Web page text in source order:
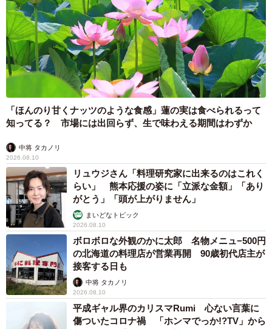
「ほんのり甘くナッツのような食感」蓮の実は食べられるって
知ってる？ 市場には出回らず、生で味わえる期間はわずか
中将 タカノリ
2026.08.10
リュウジさん「料理研究家に出来るのはこれく
らい」 熊本応援の姿に「立派な金額」「あり
がとう」「頭が上がりません」
まいどなトピック
2026.08.10
ボロボロな外観のかに太郎 名物メニュ−500円
の北海道の料理店が営業再開 90歳初代店主が
接客する日も
中将 タカノリ
2026.08.10
平成ギャル界のカリスマRumi 心ない言葉に
傷ついたコロナ禍 「ホンマでっか!?TV」から